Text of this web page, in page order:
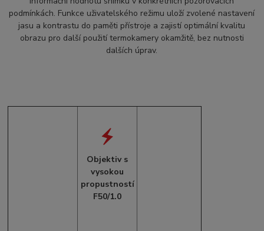
podmínkách. Funkce uživatelského režimu uloží zvolené nastavení
jasu a kontrastu do paměti přístroje a zajistí optimální kvalitu
obrazu pro další použití termokamery okamžitě, bez nutnosti
dalších úprav.
Objektiv s
vysokou
propustností
F50/1.0